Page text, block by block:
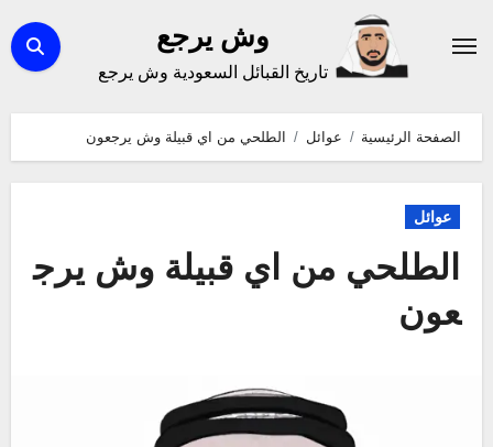
إلى
وش يرجع
تاريخ القبائل السعودية وش يرجع
الصفحة الرئيسية عوائل الطلحي من اي قبيلة وش يرجعون
عوائل
الطلحي من اي قبيلة وش يرج
عون